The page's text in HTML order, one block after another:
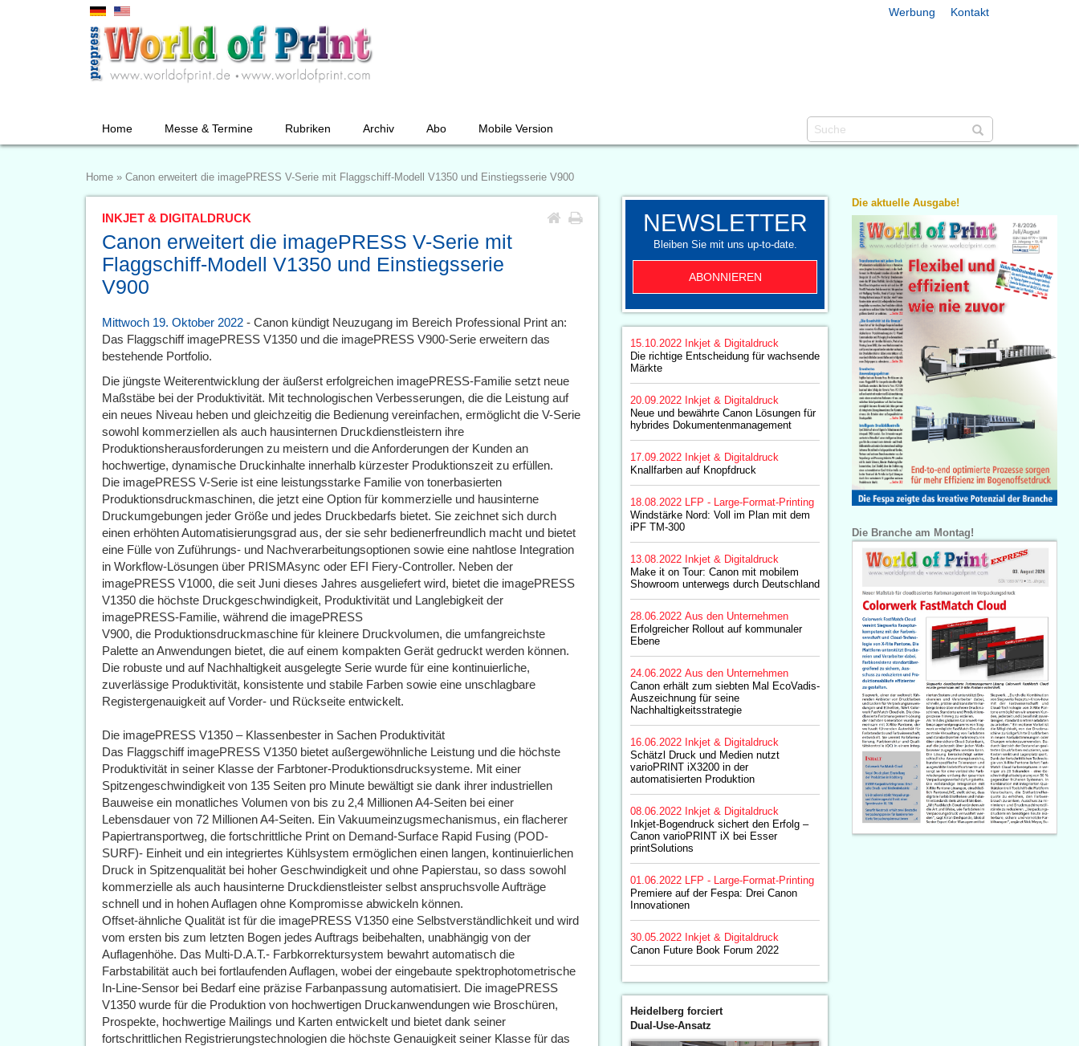
Werbung Kontakt
Home Messe & Termine Rubriken Archiv Abo Mobile Version
Home » Canon erweitert die imagePRESS V-Serie mit Flaggschiff-Modell V1350 und Einstiegsserie V900
INKJET & DIGITALDRUCK
Canon erweitert die imagePRESS V-Serie mit
Flaggschiff-Modell V1350 und Einstiegsserie
V900
Mittwoch 19. Oktober 2022 - Canon kündigt Neuzugang im Bereich Professional Print an:
Das Flaggschiff imagePRESS V1350 und die imagePRESS V900-Serie erweitern das
bestehende Portfolio.
Die jüngste Weiterentwicklung der äußerst erfolgreichen imagePRESS-Familie setzt neue
Maßstäbe bei der Produktivität. Mit technologischen Verbesserungen, die die Leistung auf
ein neues Niveau heben und gleichzeitig die Bedienung vereinfachen, ermöglicht die V-Serie
sowohl kommerziellen als auch hausinternen Druckdienstleistern ihre
Produktionsherausforderungen zu meistern und die Anforderungen der Kunden an
hochwertige, dynamische Druckinhalte innerhalb kürzester Produktionszeit zu erfüllen.
Die imagePRESS V-Serie ist eine leistungsstarke Familie von tonerbasierten
Produktionsdruckmaschinen, die jetzt eine Option für kommerzielle und hausinterne
Druckumgebungen jeder Größe und jedes Druckbedarfs bietet. Sie zeichnet sich durch
einen erhöhten Automatisierungsgrad aus, der sie sehr bedienerfreundlich macht und bietet
eine Fülle von Zuführungs- und Nachverarbeitungsoptionen sowie eine nahtlose Integration
in Workflow-Lösungen über PRISMAsync oder EFI Fiery-Controller. Neben der
imagePRESS V1000, die seit Juni dieses Jahres ausgeliefert wird, bietet die imagePRESS
V1350 die höchste Druckgeschwindigkeit, Produktivität und Langlebigkeit der
imagePRESS-Familie, während die imagePRESS
V900, die Produktionsdruckmaschine für kleinere Druckvolumen, die umfangreichste
Palette an Anwendungen bietet, die auf einem kompakten Gerät gedruckt werden können.
Die robuste und auf Nachhaltigkeit ausgelegte Serie wurde für eine kontinuierliche,
zuverlässige Produktivität, konsistente und stabile Farben sowie eine unschlagbare
Registergenauigkeit auf Vorder- und Rückseite entwickelt.
Die imagePRESS V1350 – Klassenbester in Sachen Produktivität
Das Flaggschiff imagePRESS V1350 bietet außergewöhnliche Leistung und die höchste
Produktivität in seiner Klasse der Farbtoner-Produktionsdrucksysteme. Mit einer
Spitzengeschwindigkeit von 135 Seiten pro Minute bewältigt sie dank ihrer industriellen
Bauweise ein monatliches Volumen von bis zu 2,4 Millionen A4-Seiten bei einer
Lebensdauer von 72 Millionen A4-Seiten. Ein Vakuumeinzugsmechanismus, ein flacherer
Papiertransportweg, die fortschrittliche Print on Demand-Surface Rapid Fusing (POD-
SURF)- Einheit und ein integriertes Kühlsystem ermöglichen einen langen, kontinuierlichen
Druck in Spitzenqualität bei hoher Geschwindigkeit und ohne Papierstau, so dass sowohl
kommerzielle als auch hausinterne Druckdienstleister selbst anspruchsvolle Aufträge
schnell und in hohen Auflagen ohne Kompromisse abwickeln können.
Offset-ähnliche Qualität ist für die imagePRESS V1350 eine Selbstverständlichkeit und wird
vom ersten bis zum letzten Bogen jedes Auftrags beibehalten, unabhängig von der
Auflagenhöhe. Das Multi-D.A.T.- Farbkorrektursystem bewahrt automatisch die
Farbstabilität auch bei fortlaufenden Auflagen, wobei der eingebaute spektrophotometrische
In-Line-Sensor bei Bedarf eine präzise Farbanpassung automatisiert. Die imagePRESS
V1350 wurde für die Produktion von hochwertigen Druckanwendungen wie Broschüren,
Prospekte, hochwertige Mailings und Karten entwickelt und bietet dank seiner
fortschrittlichen Registrierungstechnologien die höchste Genauigkeit seiner Klasse für das
NEWSLETTER
Bleiben Sie mit uns up-to-date.
ABONNIEREN
15.10.2022 Inkjet & Digitaldruck
Die richtige Entscheidung für wachsende
Märkte
20.09.2022 Inkjet & Digitaldruck
Neue und bewährte Canon Lösungen für
hybrides Dokumentenmanagement
17.09.2022 Inkjet & Digitaldruck
Knallfarben auf Knopfdruck
18.08.2022
LFP - Large-Format-Printing
Windstärke Nord: Voll im Plan mit dem
iPF TM-300
13.08.2022 Inkjet & Digitaldruck
Make it on Tour: Canon mit mobilem
Showroom unterwegs durch Deutschland
28.06.2022 Aus den Unternehmen
Erfolgreicher Rollout auf kommunaler
Ebene
24.06.2022 Aus den Unternehmen
Canon erhält zum siebten Mal EcoVadis-
Auszeichnung für seine
Nachhaltigkeitsstrategie
16.06.2022 Inkjet & Digitaldruck
Schätzl Druck und Medien nutzt
varioPRINT iX3200 in der
automatisierten Produktion
08.06.2022 Inkjet & Digitaldruck
Inkjet-Bogendruck sichert den Erfolg –
Canon varioPRINT iX bei Esser
printSolutions
01.06.2022
LFP - Large-Format-Printing
Premiere auf der Fespa: Drei Canon
Innovationen
30.05.2022 Inkjet & Digitaldruck
Canon Future Book Forum 2022
Heidelberg forciert
Dual-Use-Ansatz
Die aktuelle Ausgabe!
Die Branche am Montag!